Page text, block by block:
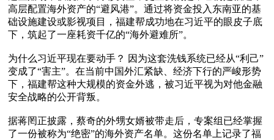
高层配置海外资产的“避风港”。通过将资金投入东南亚的基
础设施建设或影视项目，福建帮成功地在习近平的眼皮子底
下，筑起了一座耗资千亿的“海外避难所”。
为什么习近平现在要动手？ 因为这套洗钱系统已经从“利己”
变成了“害主”。在当前中国外汇紧缺、经济下行的严峻形势
下，福建帮这种大规模的资金外逃，被习近平视为对他金融
安全战略的公开背叛。
据蒋罔正披露，蔡奇的外甥女婿被带走后，专案组已经掌握
了一份被称为“绝密”的海外资产名单。这份名单上记录了福